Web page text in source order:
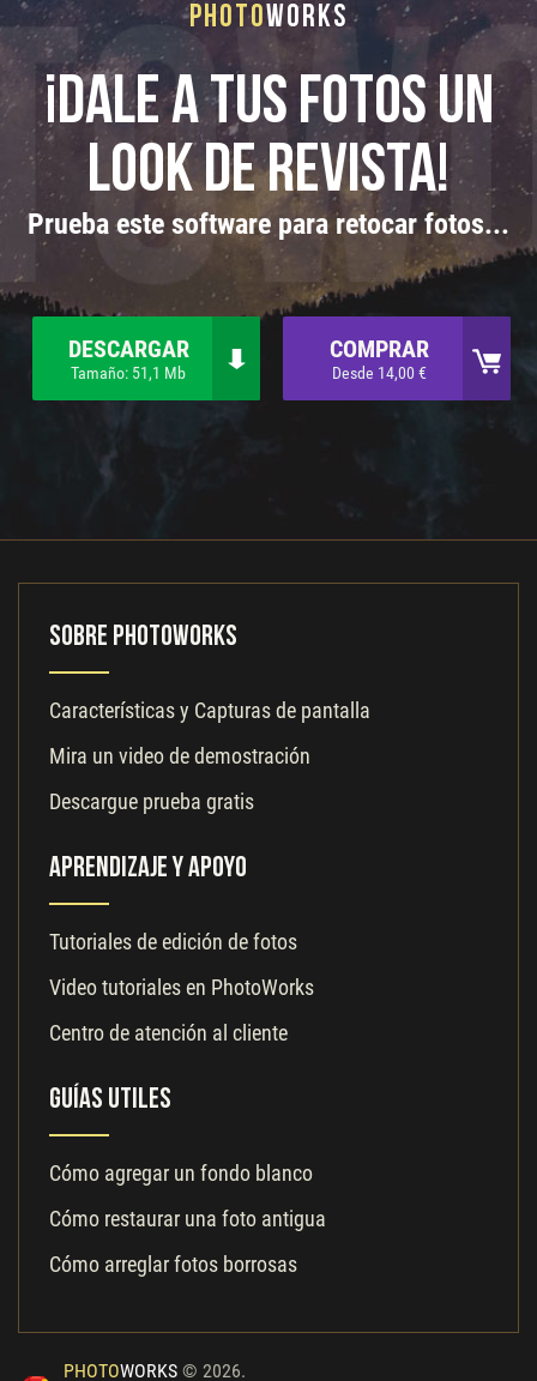
PhotoWorks
¡Dale a tus fotos un
look de revista!
Prueba este software para retocar fotos...
DESCARGAR
Tamaño: 51,1 Mb
COMPRAR
Desde 14,00 €
Sobre PhotoWorks
Características y Capturas de pantalla
Mira un video de demostración
Descargue prueba gratis
Aprendizaje y apoyo
Tutoriales de edición de fotos
Video tutoriales en PhotoWorks
Centro de atención al cliente
Guías utiles
Cómo agregar un fondo blanco
Cómo restaurar una foto antigua
Cómo arreglar fotos borrosas
PHOTOWORKS© 2026.